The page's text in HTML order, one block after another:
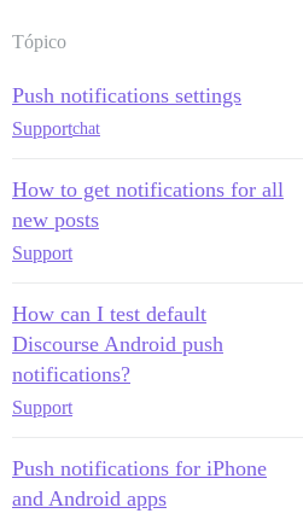
Tópico
Push notifications settings
Supportchat
How to get notifications for all
new posts
Support
How can I test default
Discourse Android push
notifications?
Support
Push notifications for iPhone
and Android apps